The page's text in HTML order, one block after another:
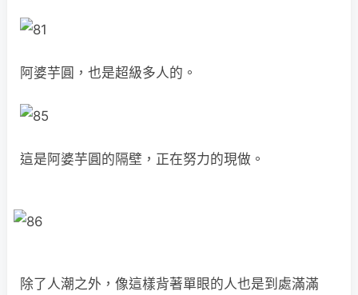
阿婆芋圓，也是超級多人的。
這是阿婆芋圓的隔壁，正在努力的現做。
除了人潮之外，像這樣背著單眼的人也是到處滿滿